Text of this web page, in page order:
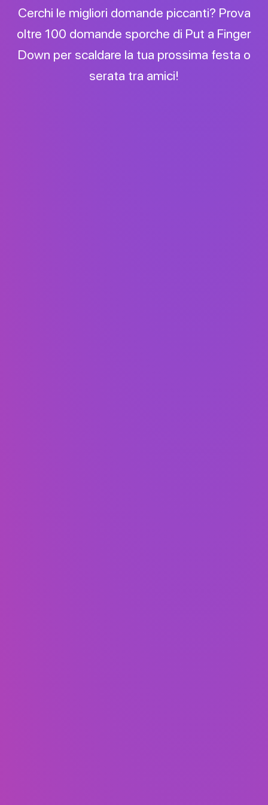
Cerchi le migliori domande piccanti? Prova
oltre 100 domande sporche di Put a Finger
Down per scaldare la tua prossima festa o
serata tra amici!